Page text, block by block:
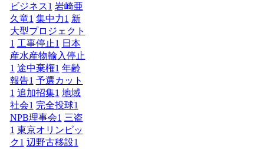
ビジネス1 岩崎亜
久竜1 集中力1 新
大型プロジェクト
1 工事停止1 日本
産水産物輸入停止
1 途中棄権1 年齢
報告1 予選カット
1 追加招集1 地域
社会1 完全投球1
NPB理事会1 三盗
1 東京オリンピッ
ク1 辺野古移設1